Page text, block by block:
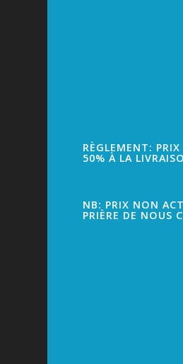
RÈGLEMENT:
50% À LA
NB: PRIX NON
PRIÈRE DE NOUS